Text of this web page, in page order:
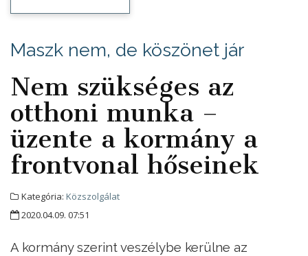
Maszk nem, de köszönet jár
Nem szükséges az
otthoni munka –
üzente a kormány a
frontvonal hőseinek
Kategória: Közszolgálat
2020.04.09. 07:51
A kormány szerint veszélybe kerülne az